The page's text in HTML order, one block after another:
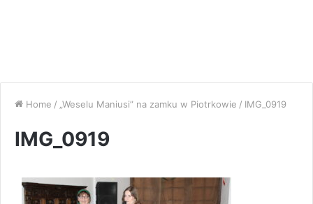
Home / „Weselu Maniusi” na zamku w Piotrkowie / IMG_0919
IMG_0919